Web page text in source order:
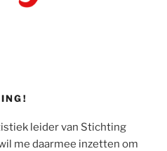
leider van Stichting
me daarmee inzetten om